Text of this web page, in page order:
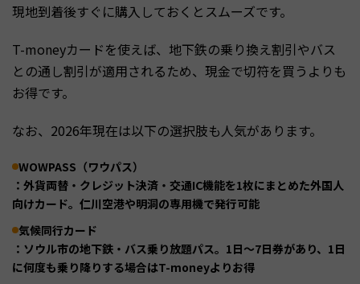
現地到着後すぐに購入しておくとスムーズです。
T-moneyカードを使えば、地下鉄の乗り換え割引やバス
との通し割引が適用されるため、現金で切符を買うよりも
お得です。
なお、2026年現在は以下の選択肢も人気があります。
WOWPASS（ワウパス）
：外貨両替・クレジット決済・交通IC機能を1枚にまとめた外国人
向けカード。仁川空港や明洞の専用機で発行可能
気候同行カード
：ソウル市の地下鉄・バス乗り放題パス。1日〜7日券があり、1日
に何度も乗り降りする場合はT-moneyよりお得